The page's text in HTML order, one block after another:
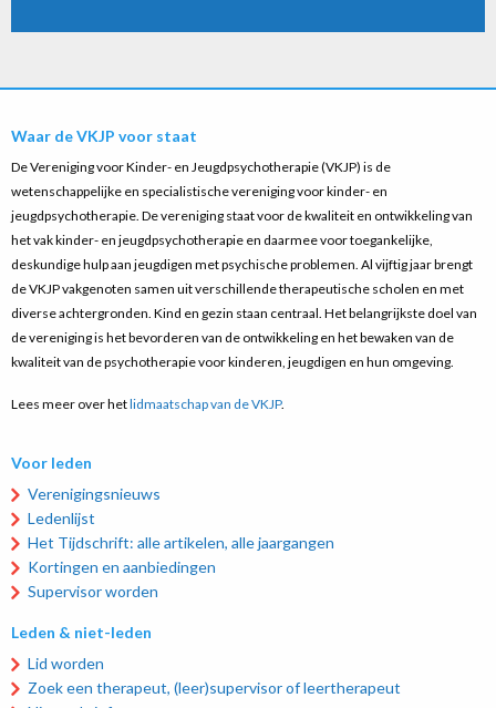
Waar de VKJP voor staat
De Vereniging voor Kinder- en Jeugdpsychotherapie (VKJP) is de
wetenschappelijke en specialistische vereniging voor kinder- en
jeugdpsychotherapie. De vereniging staat voor de kwaliteit en ontwikkeling van
het vak kinder- en jeugdpsychotherapie en daarmee voor toegankelijke,
deskundige hulp aan jeugdigen met psychische problemen. Al vijftig jaar brengt
de VKJP vakgenoten samen uit verschillende therapeutische scholen en met
diverse achtergronden. Kind en gezin staan centraal. Het belangrijkste doel van
de vereniging is het bevorderen van de ontwikkeling en het bewaken van de
kwaliteit van de psychotherapie voor kinderen, jeugdigen en hun omgeving.
Lees meer over hetlidmaatschap van de VKJP.
Voor leden
Verenigingsnieuws
Ledenlijst
Het Tijdschrift: alle artikelen, alle jaargangen
Kortingen en aanbiedingen
Supervisor worden
Leden & niet-leden
Lid worden
Zoek een therapeut, (leer)supervisor of leertherapeut